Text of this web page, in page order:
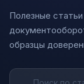
Полезные
образцы